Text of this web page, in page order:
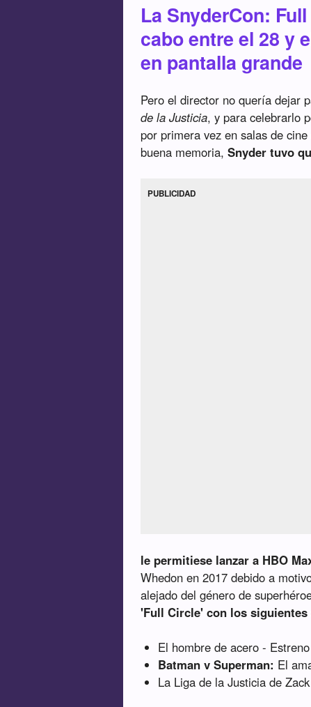
La SnyderCon:
cabo entre el 28 y
en pantalla grande
Pero el director no quería dejar
de la Justicia, y para celebrarlo
por primera vez en salas de
buena memoria,Snyder tuvo
PUBLICIDAD
le permitiese lanzar a HBO
Whedon en 2017 debido a
alejado del género de
'Full Circle' con los siguientes
El hombre de acero -
Batman v Superman: El
La Liga de la Justicia de